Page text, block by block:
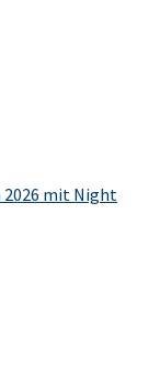
2026 mit Night